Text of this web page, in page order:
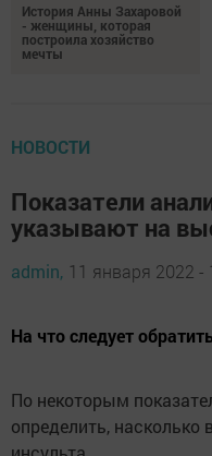
История Анны Захаровой
- женщины, которая
построила хозяйство
мечты
НОВОСТИ
Показатели
указывают на
admin, 11 января 2022 -
На что следует
По некоторым
определить, насколько